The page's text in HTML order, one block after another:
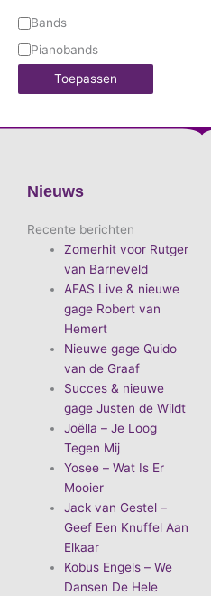
Bands
Pianobands
Toepassen
Nieuws
Recente berichten
Zomerhit voor Rutger
van Barneveld
AFAS Live & nieuwe
gage Robert van
Hemert
Nieuwe gage Quido
van de Graaf
Succes & nieuwe
gage Justen de Wildt
Joëlla – Je Loog
Tegen Mij
Yosee – Wat Is Er
Mooier
Jack van Gestel –
Geef Een Knuffel Aan
Elkaar
Kobus Engels – We
Dansen De Hele